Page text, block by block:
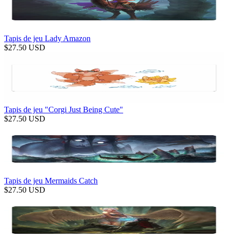
Tapis de jeu Lady Amazon
$27.50 USD
Tapis de jeu "Corgi Just Being Cute"
$27.50 USD
Tapis de jeu Mermaids Catch
$27.50 USD